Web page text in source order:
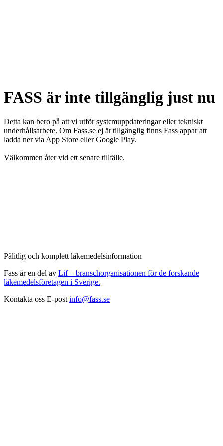
FASS är inte tillgänglig just nu
Detta kan bero på att vi utför systemuppdateringar eller tekniskt
underhållsarbete. Om Fass.se ej är tillgänglig finns Fass appar att
ladda ner via App Store eller Google Play.
Välkommen åter vid ett senare tillfälle.
Pålitlig och komplett läkemedelsinformation
Fass är en del av Lif – branschorganisationen för de forskande
läkemedelsföretagen i Sverige.
Kontakta oss E-post info@fass.se